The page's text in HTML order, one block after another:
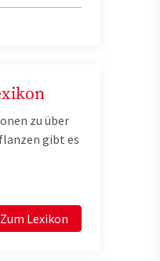
zu über
gibt es
Zum Lexikon